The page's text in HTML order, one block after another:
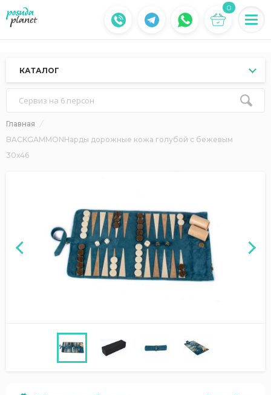
0
КАТАЛОГ
Сервиз на 6 персон
Главная
BACKGAMMONНарды дорожные кожа голубой с бежевым
30х46